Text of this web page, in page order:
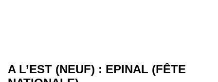
A L’EST (NEUF) : EPINAL (FÊTE